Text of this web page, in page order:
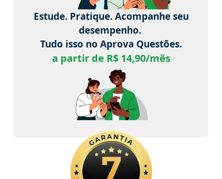
Estude. Pratique. Acompanhe seu
desempenho.
Tudo isso no Aprova Questões.
a partir de R$ 14,90/mês